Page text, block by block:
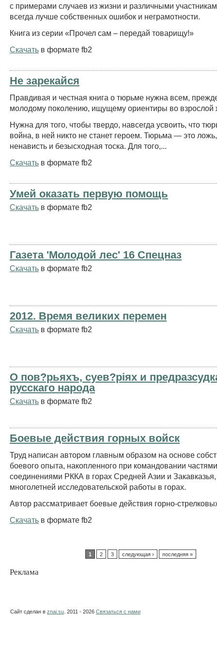
с примерами случаев из жизни и различными
всегда лучше собственных ошибок и неграмотности.
Книга из серии «Прочел сам – передай товарищу!»
Скачать в формате fb2
Не зарекайся
Правдивая и честная книга о тюрьме нужна всем,
молодому поколению, ищущему ориентиры во взрослой
Нужна для того, чтобы твердо, навсегда усвоить, что
война, в ней никто не станет героем. Тюрьма — это
ненависть и безысходная тоска. Для того,...
Скачать в формате fb2
Умей оказать первую помощь
Скачать в формате fb2
Газета 'Молодой лес' 16 Спецназ
Скачать в формате fb2
2012. Время великих перемен
Скачать в формате fb2
О пов?рьяхъ, суев?ріях и
русскаго народа
Скачать в формате fb2
Боевые действия горных войск
Труд написан автором главным образом на основе
боевого опыта, накопленного при командовании
соединениями РККА в горах Средней Азии и
многолетней исследовательской работы в горах.
Автор рассматривает боевые действия горно-
Скачать в формате fb2
1 2 3 следующая › последняя »
Реклама
Сайт сделан в znai.su . 2011 - 2026 Связаться с нами